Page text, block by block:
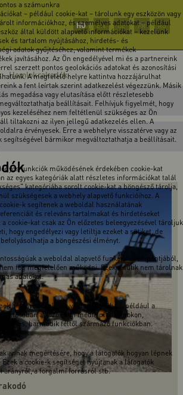
a számunkra
– például cookie-kat – tárolunk egy eszközön vagy
információkhoz, és személyes adatokat – például
által küldött alapvető információkat – kezelünk
és tartalom nyújtásához, hirdetés- és
adatok gyűjtéséhez, valamint termékek
javításához. Az Ön engedélyével mi és a partnereink
szerzett pontos geolokációs adatokat és azonosítási
A megfelelő helyre kattintva hozzájárulhat
a fent leírtak szerint adatkezelést végezzünk. Másik
megadása vagy elutasítása előtt részletesebb
beállításait. Felhívjuk figyelmét, hogy
kezeléséhez nem feltétlenül szükséges az Ön
tiltakozni az ilyen jellegű adatkezelés ellen. A
érvényesek. Erre a webhelyre visszatérve vagy az
segítségével bármikor megváltoztathatja a beállításait.
funkciók működésének érdekében cookie-kat
az egyes kategóriák alatt részletes információkat talál
kategóriába sorolt cookie-kat a böngésző tárolja,
szükségesek a webhely alapvető funkcióihoz. A
k segítenek a weboldal használatának
és releváns tartalmakat és hirdetéseket
cookie-kat csak az Ön előzetes beleegyezésével tároljuk
hogy engedélyezi vagy letiltja ezeket a sütiket, de
a böngészési élményt.
a weboldal alapvető funkciói szempontjából,
fog megfelelően működni. Ezek a sütik nem tárolnak
adatokat.
bizonyos funkciók végrehajtásában, például a
a közösségi média platformokon,
és más, harmadik féltől származó funkciókban.
annak megértésére, hogy a látogatók hogyan lépnek
a cookie-k segítséget nyújtanak a látogatók
arányról, a forgalmi forrásról stb.
HU EN DE FR RO
-Homlokrakodók